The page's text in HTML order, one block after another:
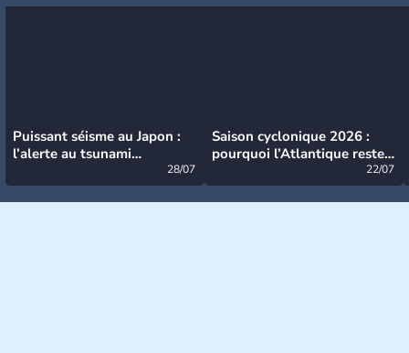
Puissant séisme au Japon :
l’alerte au tsunami
28/07
Saison cyclonique 2026 :
pourquoi l’Atlantique reste
22/07